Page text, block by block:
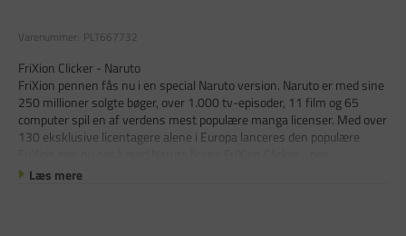
Varenummer: PLT667732
FriXion Clicker - Naruto
FriXion pennen fås nu i en special Naruto version. Naruto er med sine
250 millioner solgte bøger, over 1.000 tv-episoder, 11 film og 65
computer spil en af verdens mest populære manga licenser. Med over
130 eksklusive licentagere alene i Europa lanceres den populære
Læs mere